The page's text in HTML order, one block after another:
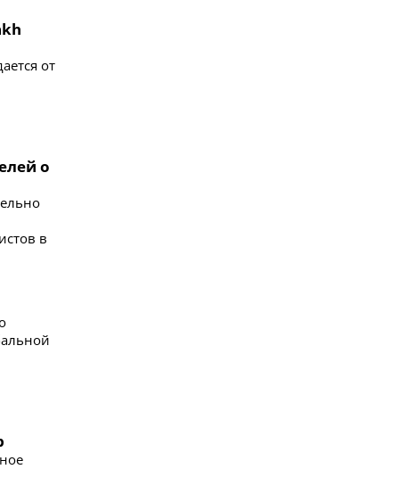
от
о
в